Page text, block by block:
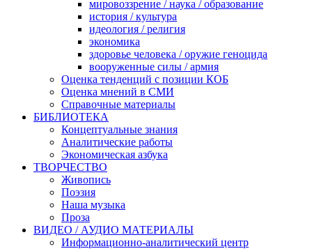
мировоззрение / наука / образование
история / культура
идеология / религия
экономика
здоровье человека / оружие геноцида
вооруженные силы / армия
Оценка тенденций с позиции КОБ
Оценка мнений в СМИ
Справочные материалы
БИБЛИОТЕКА
Концептуальные знания
Аналитические работы
Экономическая азбука
ТВОРЧЕСТВО
Живопись
Поэзия
Наша музыка
Проза
ВИДЕО / АУДИО МАТЕРИАЛЫ
Информационно-аналитический центр